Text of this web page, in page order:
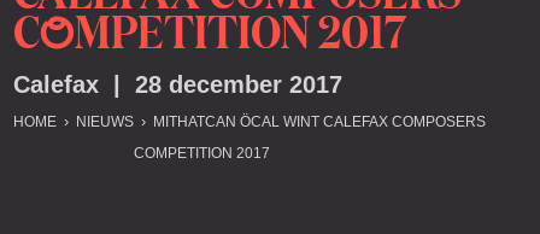
COMPETITION 2017
Calefax | 28 december 2017
HOME NIEUWS
MITHATCAN ÖCAL WINT CALEFAX COMPOSERS
COMPETITION 2017